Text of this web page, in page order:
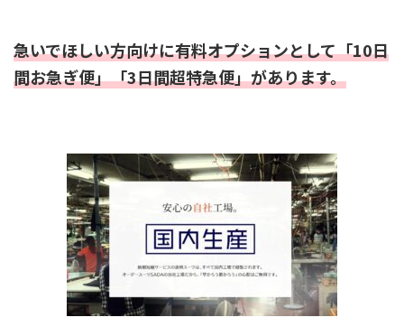
急いでほしい方向けに有料オプションとして「10日
間お急ぎ便」「3日間超特急便」があります。